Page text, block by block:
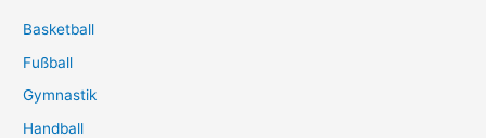
Basketball
Fußball
Gymnastik
Handball